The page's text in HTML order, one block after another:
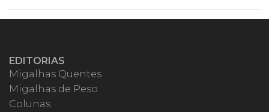
EDITORIAS
Migalhas Quentes
Migalhas de Peso
Colunas